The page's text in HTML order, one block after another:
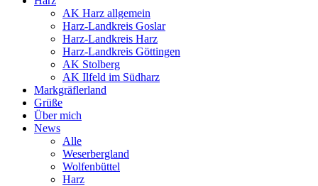
AK Harz allgemein
Harz-Landkreis Goslar
Harz-Landkreis Harz
Harz-Landkreis Göttingen
AK Stolberg
AK Ilfeld im Südharz
Markgräflerland
Grüße
Über mich
News
Alle
Weserbergland
Wolfenbüttel
Harz